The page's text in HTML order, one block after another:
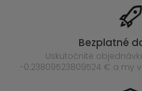
Bezplatné
Uskutočnite
-0.23809523809524 € a my